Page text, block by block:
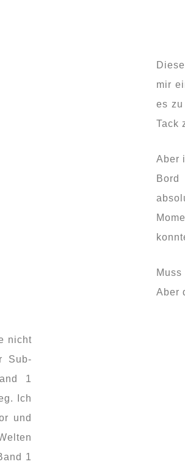
mir
es
Tack
Aber
Aber
nicht
Sub-
1
Ich
und
1